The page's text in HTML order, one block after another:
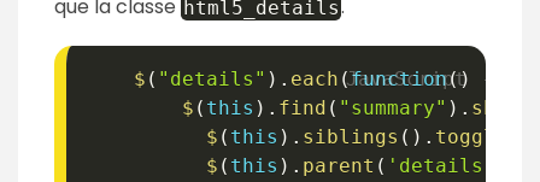
que la classe html5_details.
$ ( "details" ) . each (function()
{
$ ( this ) . find ( "summary" ) . show
$ ( this ) . siblings ( ) . toggle
$ ( this ) . parent ( 'details'